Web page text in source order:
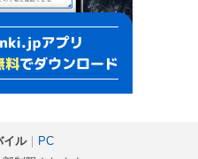
イル｜ PC